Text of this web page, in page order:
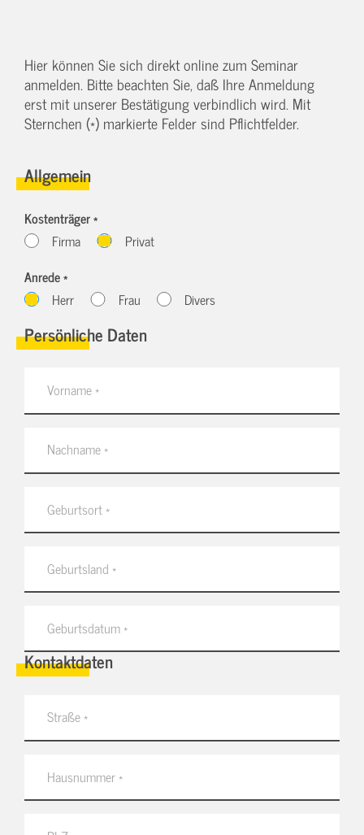
Hier können Sie sich direkt online zum Seminar
anmelden. Bitte beachten Sie, daß Ihre Anmeldung
erst mit unserer Bestätigung verbindlich wird. Mit
Sternchen (*) markierte Felder sind Pflichtfelder.
Allgemein
Kostenträger *
Firma
Privat
Anrede *
Herr
Frau Divers
Persönliche Daten
Kontaktdaten